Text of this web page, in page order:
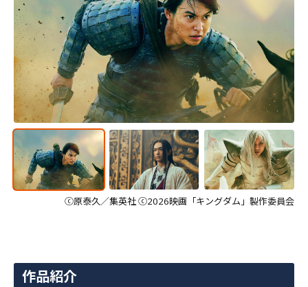
ⓒ原泰久／集英社 ⓒ2026映画「キングダム」製作委員会
作品紹介